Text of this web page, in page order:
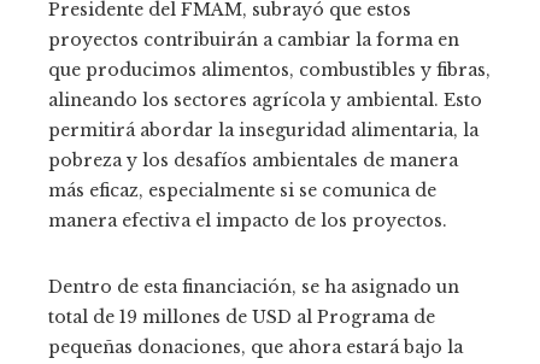
Presidente del FMAM, subrayó que estos
proyectos contribuirán a cambiar la forma en
que producimos alimentos, combustibles y fibras,
alineando los sectores agrícola y ambiental. Esto
permitirá abordar la inseguridad alimentaria, la
pobreza y los desafíos ambientales de manera
más eficaz, especialmente si se comunica de
manera efectiva el impacto de los proyectos.
Dentro de esta financiación, se ha asignado un
total de 19 millones de USD al Programa de
pequeñas donaciones, que ahora estará bajo la